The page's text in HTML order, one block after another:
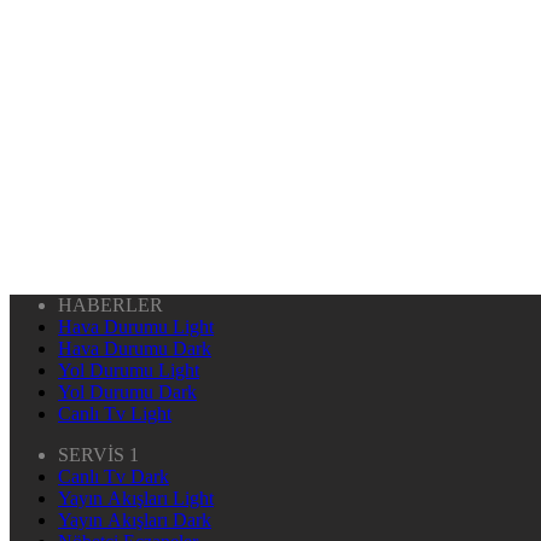
HABERLER
Hava Durumu Light
Hava Durumu Dark
Yol Durumu Light
Yol Durumu Dark
Canlı Tv Light
SERVİS 1
Canlı Tv Dark
Yayın Akışları Light
Yayın Akışları Dark